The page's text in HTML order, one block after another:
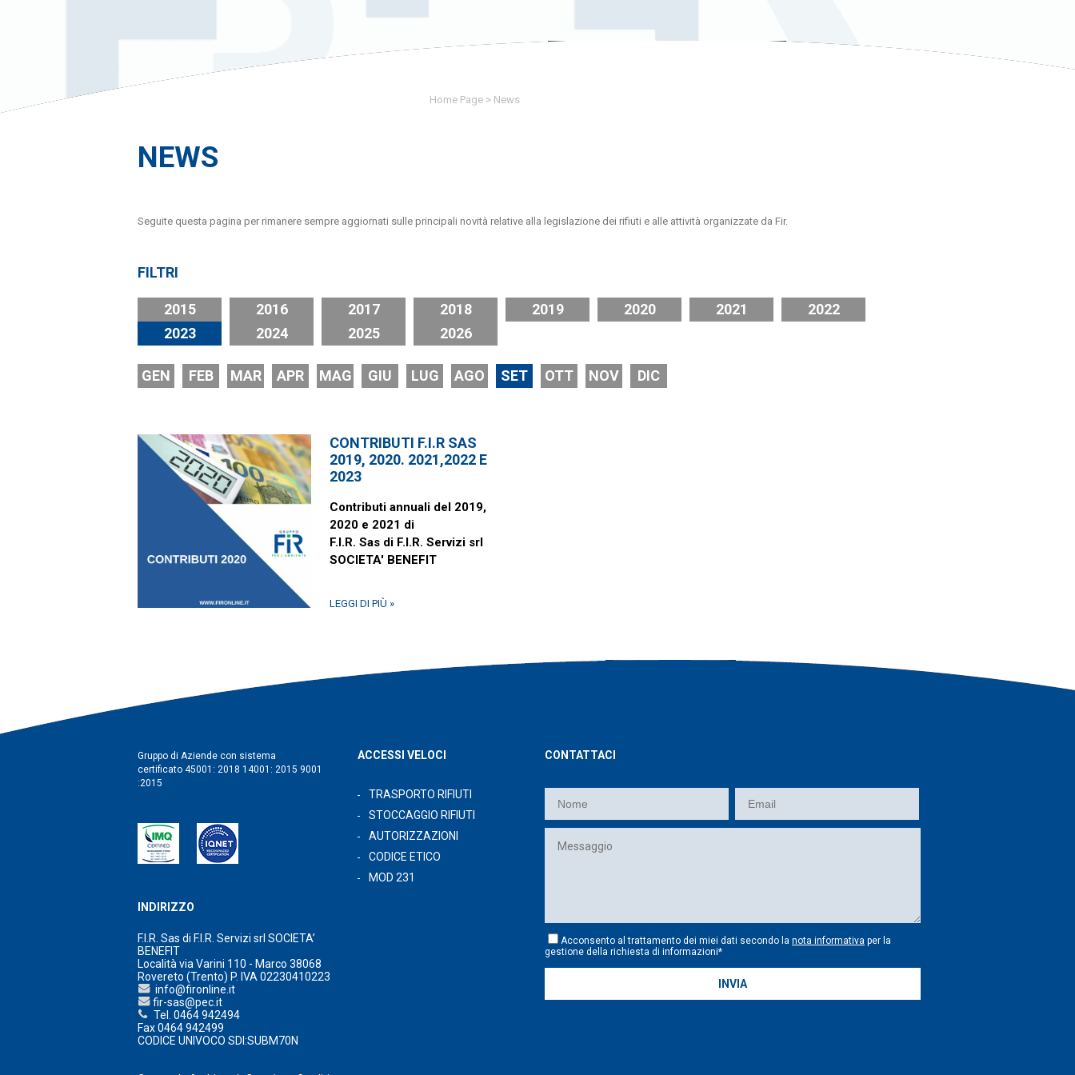
Home Page > News
NEWS
Seguite questa pagina per rimanere sempre aggiornati sulle principali novità relative alla legislazione dei rifiuti e alle attività organizzate da Fir.
FILTRI
2015 2016 2017 2018 2019 2020 2021
2022
2023
2024 2025 2026
GEN FEB MAR APR MAG GIU LUG AGO SET OTT NOV DIC
CONTRIBUTI F.I.R SAS
2019, 2020. 2021,2022 E
2023
Contributi annuali del 2019,
2020 e 2021 di
F.I.R. Sas di F.I.R. Servizi srl
SOCIETA' BENEFIT
LEGGI DI PIÙ »
Gruppo di Aziende con sistema
certificato 45001: 2018 14001: 2015 9001
:2015
INDIRIZZO
F.I.R. Sas di F.I.R. Servizi srl SOCIETA’
BENEFIT
Località via Varini 110 - Marco 38068
Rovereto (Trento) P. IVA 02230410223
info@fironline.it
fir-sas@pec.it
Tel. 0464 942494
Fax 0464 942499
CODICE UNIVOCO SDI:SUBM70N
ACCESSI VELOCI
TRASPORTO RIFIUTI
STOCCAGGIO RIFIUTI
AUTORIZZAZIONI
CODICE ETICO
MOD 231
CONTATTACI
Acconsento al trattamento dei miei dati secondo la nota informativa per la
gestione della richiesta di informazioni*
INVIA